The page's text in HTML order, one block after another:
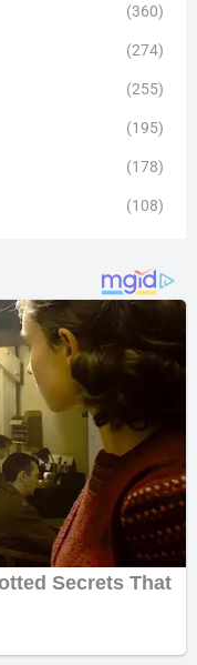
(360)
(274)
(255)
(195)
(178)
(108)